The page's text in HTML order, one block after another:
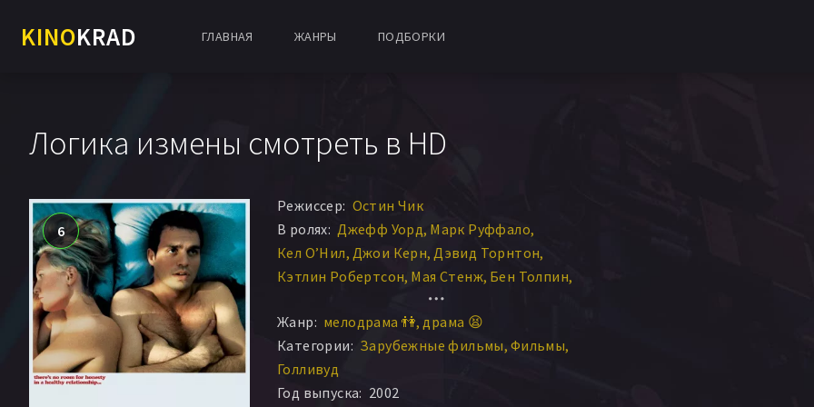
KINOKRAD ГЛАВНАЯ ЖАНРЫ ПОДБОРКИ
Логика измены смотреть в HD
6
Режиссер: Остин Чик
В ролях: Джефф Уорд Марк Руффало
Кел О’Нил Джои Керн Дэвид Торнтон
Кэтлин Робертсон Мая Стенж Бен Толпин
Паула Рот
Зак Шаффер Джон А. МакКэй
Сэм Цуккерман Бранко Томович
Джей Ти Александр
Томми Нохилли Джордан Лейдж
Жанр: мелодрама 👫 драма 😫
Категории: Зарубежные фильмы Фильмы
Голливуд
Год выпуска: 2002